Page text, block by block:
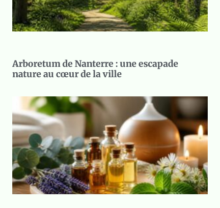
Arboretum de Nanterre : une escapade
nature au cœur de la ville